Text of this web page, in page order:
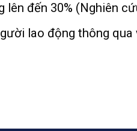
lên đến 30% (Nghiên
lao động thông